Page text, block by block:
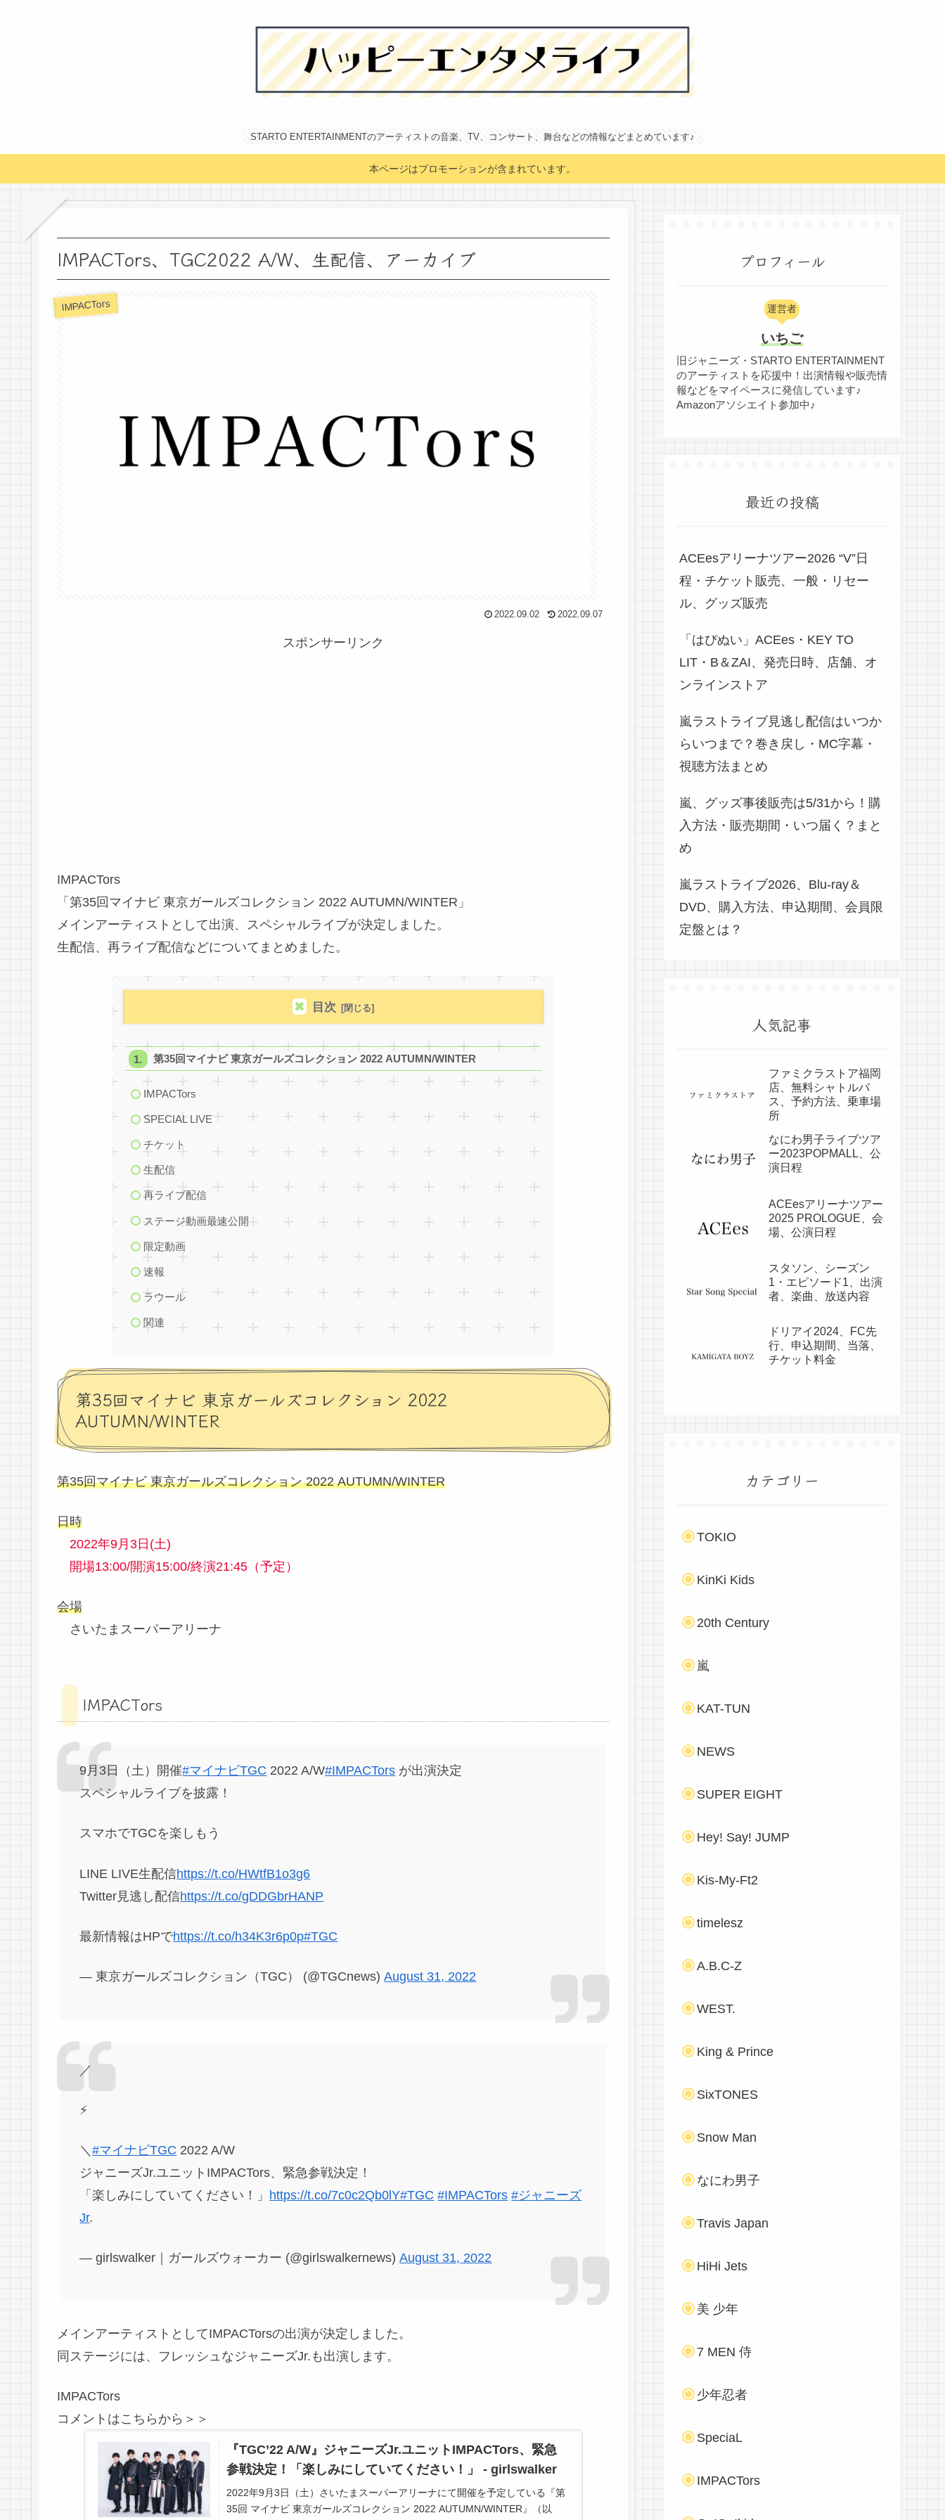
STARTO ENTERTAINMENTのアーティストの音楽、TV、コンサート、舞台などの情報などまとめています♪
本ページはプロモーションが含まれています。
IMPACTors、TGC2022 A/W、生配信、アーカイブ
IMPACTors
2022.09.02 2022.09.07
スポンサーリンク
IMPACTors
「第35回マイナビ 東京ガールズコレクション 2022 AUTUMN/WINTER」
メインアーティストとして出演、スペシャルライブが決定しました。
生配信、再ライブ配信などについてまとめました。
目次
第35回マイナビ 東京ガールズコレクション 2022 AUTUMN/WINTER
IMPACTors
SPECIAL LIVE
チケット
生配信
再ライブ配信
ステージ動画最速公開
限定動画
速報
ラウール
関連
第35回マイナビ 東京ガールズコレクション 2022
AUTUMN/WINTER
第35回マイナビ 東京ガールズコレクション 2022 AUTUMN/WINTER
日時
2022年9月3日(土)
開場13:00/開演15:00/終演21:45（予定）
会場
さいたまスーパーアリーナ
IMPACTors
9月3日（土）開催#マイナビTGC 2022 A/W#IMPACTors が出演決定
スペシャルライブを披露！
スマホでTGCを楽しもう
LINE LIVE生配信https://t.co/HWtfB1o3g6
Twitter見逃し配信https://t.co/gDDGbrHANP
最新情報はHPでhttps://t.co/h34K3r6p0p#TGC
— 東京ガールズコレクション（TGC） (@TGCnews)August 31, 2022
／
⚡️
＼#マイナビTGC 2022 A/W
ジャニーズJr.ユニットIMPACTors、緊急参戦決定！
「楽しみにしていてください！」 https://t.co/7c0c2Qb0lY#TGC #IMPACTors #ジャニーズ
Jr.
— girlswalker｜ガールズウォーカー (@girlswalkernews)August 31, 2022
メインアーティストとしてIMPACTorsの出演が決定しました。
同ステージには、フレッシュなジャニーズJr.も出演します。
IMPACTors
コメントはこちらから＞＞
『TGC’22 A/W』ジャニーズJr.ユニットIMPACTors、緊急
参戦決定！「楽しみにしていてください！」 - girlswalker
2022年9月3日（土）さいたまスーパーアリーナにて開催を予定している『第
35回 マイナビ 東京ガールズコレクション 2022 AUTUMN/WINTER』（以
プロフィール
運営者
いちご
旧ジャニーズ・STARTO ENTERTAINMENT
のアーティストを応援中！出演情報や販売情
報などをマイペースに発信しています♪
Amazonアソシエイト参加中♪
最近の投稿
ACEesアリーナツアー2026 “V”日
程・チケット販売、一般・リセー
ル、グッズ販売
「はぴぬい」ACEes・KEY TO
LIT・B＆ZAI、発売日時、店舗、オ
ンラインストア
嵐ラストライブ見逃し配信はいつか
らいつまで？巻き戻し・MC字幕・
視聴方法まとめ
嵐、グッズ事後販売は5/31から！購
入方法・販売期間・いつ届く？まと
め
嵐ラストライブ2026、Blu-ray＆
DVD、購入方法、申込期間、会員限
定盤とは？
人気記事
ファミクラストア福岡
店、無料シャトルバ
ス、予約方法、乗車場
所
なにわ男子ライブツア
ー2023POPMALL、公
演日程
ACEesアリーナツアー
2025 PROLOGUE、会
場、公演日程
スタソン、シーズン
1・エピソード1、出演
者、楽曲、放送内容
ドリアイ2024、FC先
行、申込期間、当落、
チケット料金
カテゴリー
TOKIO
KinKi Kids
20th Century
嵐
KAT-TUN
NEWS
SUPER EIGHT
Hey! Say! JUMP
Kis-My-Ft2
timelesz
A.B.C-Z
WEST.
King & Prince
SixTONES
Snow Man
なにわ男子
Travis Japan
HiHi Jets
美 少年
7 MEN 侍
少年忍者
SpeciaL
IMPACTors